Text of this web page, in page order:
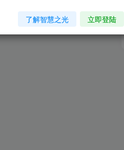
了解智慧之光 立即登陆